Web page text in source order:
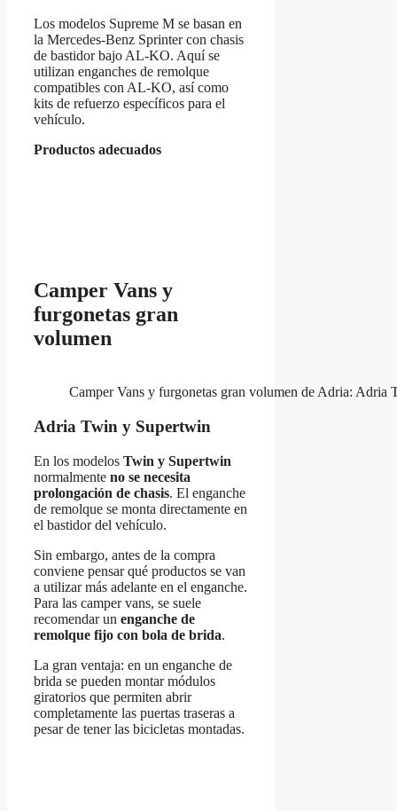
Los modelos Supreme M se basan en
la Mercedes-Benz Sprinter con chasis
de bastidor bajo AL-KO. Aquí se
utilizan enganches de remolque
compatibles con AL-KO, así como
kits de refuerzo específicos para el
vehículo.
Productos adecuados
Camper Vans y
furgonetas gran
volumen
Camper Vans y furgonetas gran volumen de Adria: Adria
Adria Twin y Supertwin
En los modelos Twin y Supertwin
normalmente no se necesita
prolongación de chasis. El enganche
de remolque se monta directamente en
el bastidor del vehículo.
Sin embargo, antes de la compra
conviene pensar qué productos se van
a utilizar más adelante en el enganche.
Para las camper vans, se suele
recomendar un enganche de
remolque fijo con bola de brida.
La gran ventaja: en un enganche de
brida se pueden montar módulos
giratorios que permiten abrir
completamente las puertas traseras a
pesar de tener las bicicletas montadas.